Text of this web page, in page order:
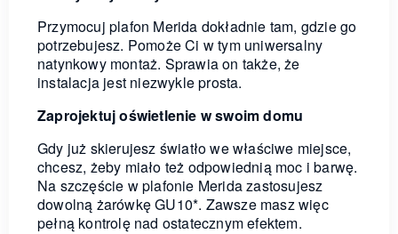
Przymocuj plafon Merida dokładnie tam, gdzie go
potrzebujesz. Pomoże Ci w tym uniwersalny
natynkowy montaż. Sprawia on także, że
instalacja jest niezwykle prosta.
Zaprojektuj oświetlenie w swoim domu
Gdy już skierujesz światło we właściwe miejsce,
chcesz, żeby miało też odpowiednią moc i barwę.
Na szczęście w plafonie Merida zastosujesz
dowolną żarówkę GU10*. Zawsze masz więc
pełną kontrolę nad ostatecznym efektem.